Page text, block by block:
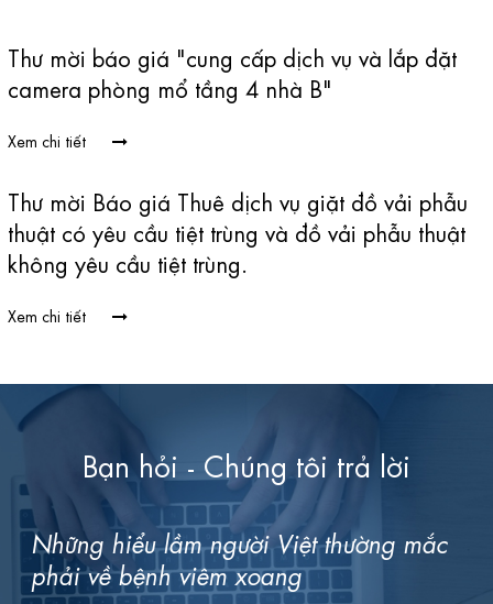
Thư mời báo giá "cung cấp dịch vụ và lắp đặt
camera phòng mổ tầng 4 nhà B"
Xem chi tiết
Thư mời Báo giá Thuê dịch vụ giặt đồ vải phẫu
thuật có yêu cầu tiệt trùng và đồ vải phẫu thuật
không yêu cầu tiệt trùng.
Xem chi tiết
Bạn hỏi - Chúng tôi trả lời
Những hiểu lầm người Việt thường mắc
phải về bệnh viêm xoang